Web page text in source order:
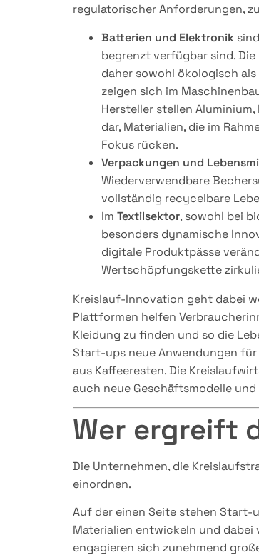
regulatorischer Anforderungen,
Batterien und Elektronik
begrenzt verfügbar sind.
daher sowohl ökologisch
zeigen sich im
Hersteller stellen
dar, Materialien, die im
Fokus rücken.
Verpackungen und
Wiederverwendbare
vollständig recycelbare
Im Textilsektor, sowohl bei
besonders dynamische
digitale Produktpässe
Wertschöpfungskette
Kreislauf-Innovation geht dabei
Plattformen helfen
Kleidung zu finden und so die
Start-ups neue Anwendungen
aus Kaffeeresten. Die
auch neue Geschäftsmodelle
Wer ergreift
Die Unternehmen, die
einordnen.
Auf der einen Seite stehen Start-
Materialien entwickeln und dabei
engagieren sich zunehmend